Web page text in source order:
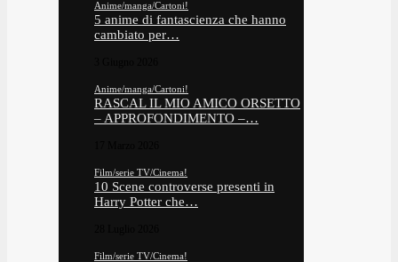
Anime/manga/Cartoni!
5 anime di fantascienza che hanno
cambiato per…
Anime/manga/Cartoni!
RASCAL IL MIO AMICO ORSETTO
– APPROFONDIMENTO –…
Film/serie TV/Cinema!
10 Scene controverse presenti in
Harry Potter che…
Film/serie TV/Cinema!